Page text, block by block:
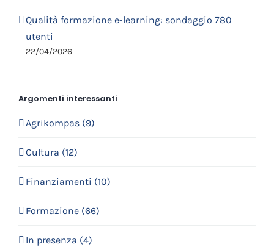
Qualità formazione e-learning: sondaggio 780
utenti
22/04/2026
Argomenti interessanti
Agrikompas (9)
Cultura (12)
Finanziamenti (10)
Formazione (66)
In presenza (4)